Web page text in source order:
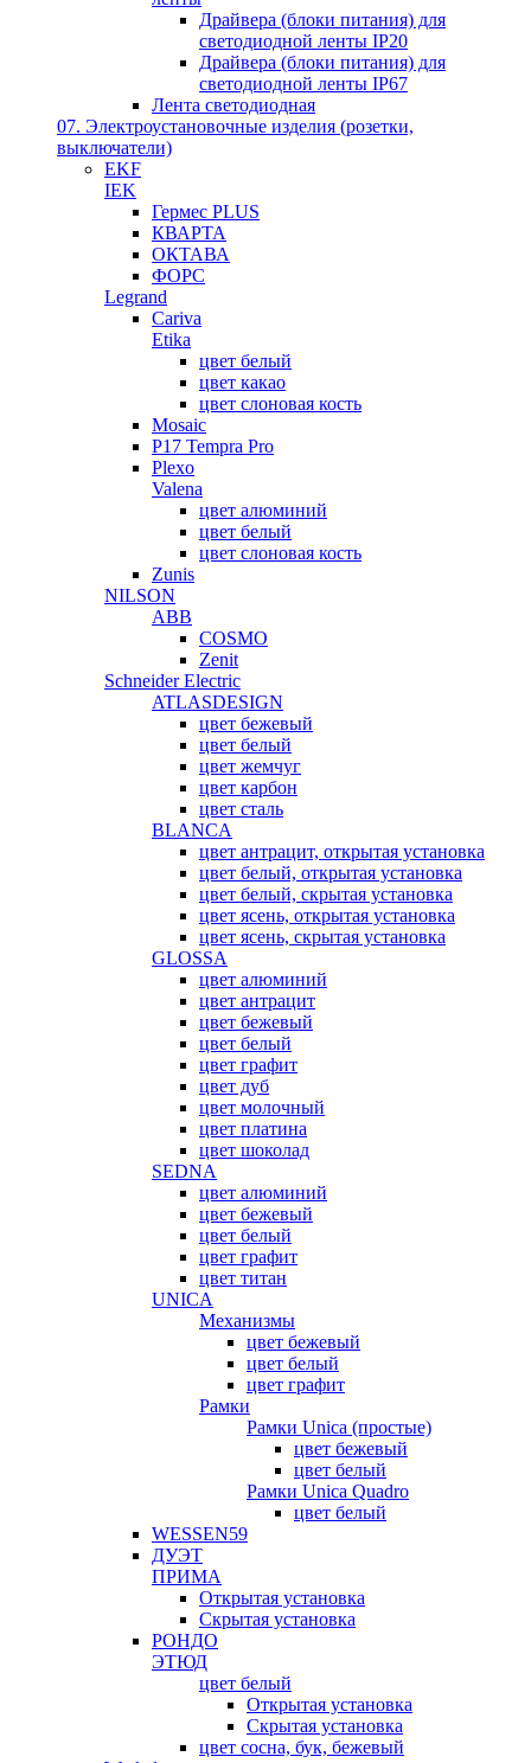
Драйвера (блоки питания) для
светодиодной ленты IP20
Драйвера (блоки питания) для
светодиодной ленты IP67
Лента светодиодная
07. Электроустановочные изделия (розетки,
выключатели)
EKF
IEK
Гермес PLUS
КВАРТА
ОКТАВА
ФОРС
Legrand
Cariva
Etika
цвет белый
цвет какао
цвет слоновая кость
Mosaic
P17 Tempra Pro
Plexo
Valena
цвет алюминий
цвет белый
цвет слоновая кость
Zunis
NILSON
ABB
COSMO
Zenit
Schneider Electric
ATLASDESIGN
цвет бежевый
цвет белый
цвет жемчуг
цвет карбон
цвет сталь
BLANCA
цвет антрацит, открытая установка
цвет белый, открытая установка
цвет белый, скрытая установка
цвет ясень, открытая установка
цвет ясень, скрытая установка
GLOSSA
цвет алюминий
цвет антрацит
цвет бежевый
цвет белый
цвет графит
цвет дуб
цвет молочный
цвет платина
цвет шоколад
SEDNA
цвет алюминий
цвет бежевый
цвет белый
цвет графит
цвет титан
UNICA
Механизмы
цвет бежевый
цвет белый
цвет графит
Рамки
Рамки Unica (простые)
цвет бежевый
цвет белый
Рамки Unica Quadro
цвет белый
WESSEN59
ДУЭТ
ПРИМА
Открытая установка
Скрытая установка
РОНДО
ЭТЮД
цвет белый
Открытая установка
Скрытая установка
цвет сосна, бук, бежевый